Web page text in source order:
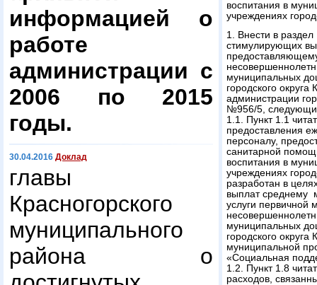
информацией о
работе
администрации с
2006 по 2015
годы.
30.04.2016 Доклад
главы
Красногорского
муниципального
района о
воспитания в
учреждениях
1. Внести в
стимулирующих
муниципальных
городского
администрации
№956/5,
1.1. Пункт 1.1
предоставления
персоналу,
санитарной
воспитания в
учреждениях
разработан в
выплат среднему
услуги первичной
муниципальных
городского
муниципальной
«Социальная
1.2. Пункт 1.8
расходов,